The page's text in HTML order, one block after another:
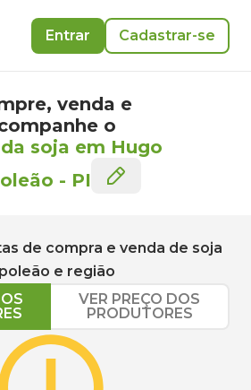
Entrar Cadastrar-se
venda e
o
soja em Hugo
- PI
de compra e venda de soja
e região
VER PREÇO DOS
PRODUTORES